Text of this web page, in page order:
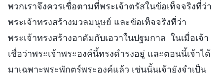
พวกเราจึงควรเชื่อตามที่พระเจ้าตรัสในข้อเท็จจริงที่ว่า
พระเจ้าทรงสร้างมวลมนุษย์ และข้อเท็จจริงที่ว่า
พระเจ้าทรงสร้างอาดัมกับเอวาในปฐมกาล ในเมื่อเจ้า
เชื่อว่าพระเจ้าพระองค์นี้ทรงดำรงอยู่ และตอนนี้เจ้าได้
มาเฉพาะพระพักตร์พระองค์แล้ว เช่นนั้นเจ้ายังจำเป็น